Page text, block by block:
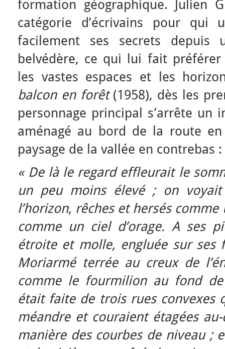
formation géographique. Julien
catégorie d’écrivains pour qui
facilement ses secrets
belvédère, ce qui lui fait préférer
les vastes espaces et les
balcon en forêt (1958), dès les
personnage principal s’arrête
aménagé au bord de la route
paysage de la vallée en contrebas :
« De là le regard effleurait le
un peu moins élevé ; on voyait
l’horizon, rêches et hersés
comme un ciel d’orage. A ses
étroite et molle, engluée sur ses
Moriarmé terrée au creux de
comme le fourmilion au fond
était faite de trois rues convexes
méandre et couraient étagées
manière des courbes de niveau ;